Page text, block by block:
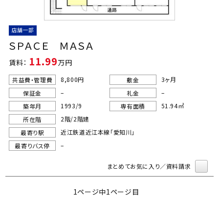
店舗一部
ＳＰＡＣＥ ＭＡＳＡ
賃料： 11.99万円
共益費・管理費 8,800円 敷金
3ヶ月
保証金
– 礼金
–
築年月
1993/9 専有面積
51.94㎡
所在階
2階/2階建
最寄り駅
近江鉄道近江本線「愛知川」
最寄りバス停
–
まとめてお気に入り／資料請求
1ページ中1ページ目